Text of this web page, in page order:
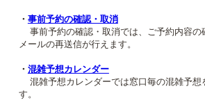
・ 事前予約の確認・取消
事前予約の確認・取消では、ご予約内容の
メールの再送信が行えます。
・ 混雑予想カレンダー
混雑予想カレンダーでは窓口毎の混雑予想
す。